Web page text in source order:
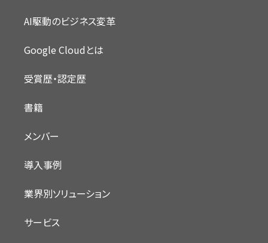
AI駆動のビジネス変革
Google Cloudとは
受賞歴・認定歴
書籍
メンバー
導入事例
業界別ソリューション
サービス